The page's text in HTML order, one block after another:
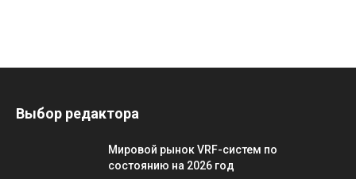
Выбор редактора
Мировой рынок VRF-систем по
состоянию на 2026 год